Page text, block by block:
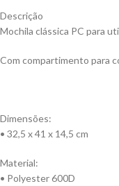
Descrição
Mochila clássica PC para
Com compartimento para
Dimensões:
• 32,5 x 41 x 14,5 cm
Material:
• Polyester 600D